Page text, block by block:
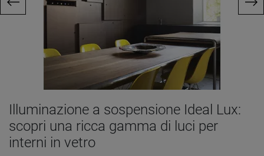
Illuminazione a sospensione Ideal Lux:
scopri una ricca gamma di luci per
interni in vetro